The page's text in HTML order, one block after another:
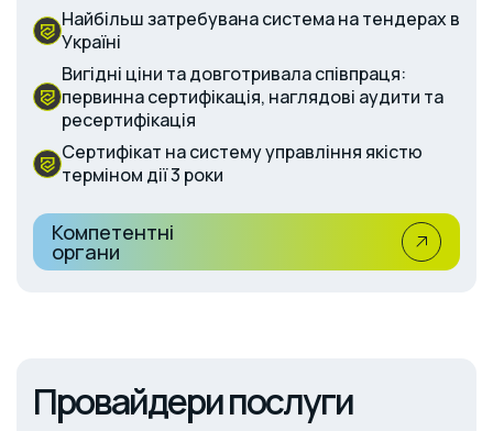
Найбільш затребувана система на тендерах в
Україні
Вигідні ціни та довготривала співпраця:
первинна сертифікація, наглядові аудити та
ресертифікація
Сертифікат на систему управління якістю
терміном дії 3 роки
Компетентні
органи
Провайдери послуги